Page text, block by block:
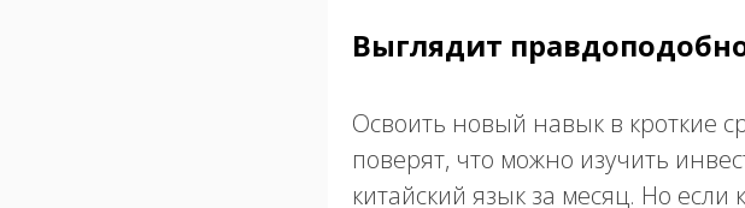
Выглядит
Освоить новый навык в кроткие
поверят, что можно изучить
китайский язык за месяц. Но